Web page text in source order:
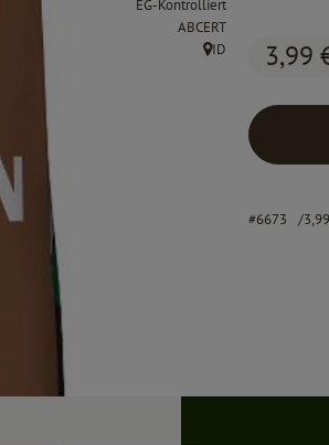
3,99
EG-Kontrolliert
, Kontrollstelle:
ABCERT
, Herkunft:
ID
#6673